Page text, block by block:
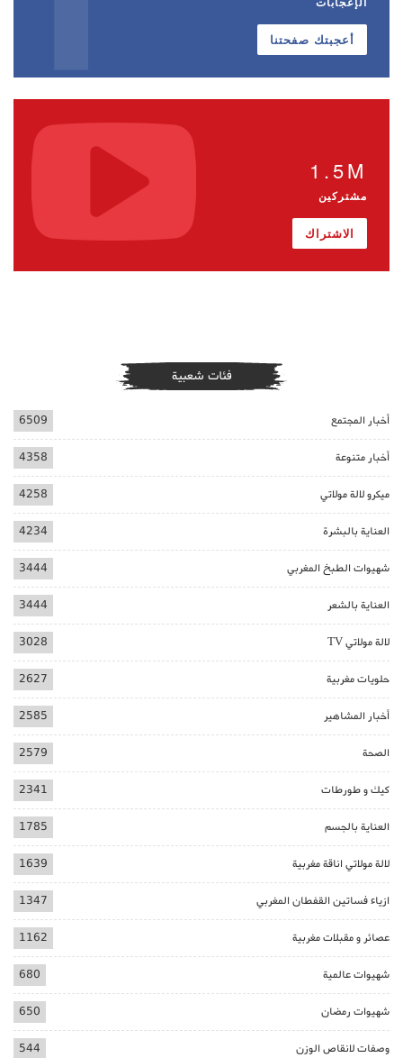
أعجبتك صفحتنا
1.5M
مشتركين
الاشتراك
فئات شعبية
أخبار المجتمع 6509
أخبار متنوعة 4358
ميكرو لالة مولاتي 4258
العناية بالبشرة 4234
شهيوات الطبخ المغربي 3444
العناية بالشعر 3444
لالة مولاتي TV 3028
حلويات مغربية 2627
أخبار المشاهير 2585
الصحة 2579
كيك و طورطات 2341
العناية بالجسم 1785
لالة مولاتي اناقة مغربية 1639
ازياء فساتين القفطان المغربي 1347
عصائر و مقبلات مغربية 1162
شهيوات عالمية 680
شهيوات رمضان 650
وصفات لانقاص الوزن 544